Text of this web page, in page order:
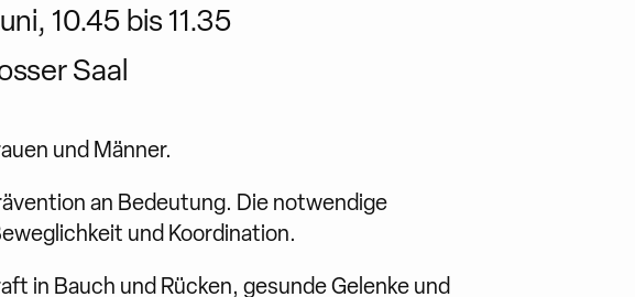
10.45 bis 11.35
Saal
und Männer.
an Bedeutung. Die notwendige
und Koordination.
in Bauch und Rücken, gesunde Gelenke und